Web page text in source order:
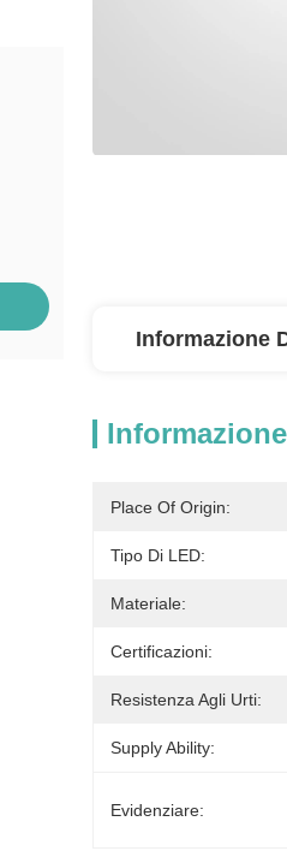
Informazione
Place Of Origin:
Tipo Di LED:
Materiale:
Certificazioni:
Resistenza Agli Urti:
Supply Ability:
Evidenziare: